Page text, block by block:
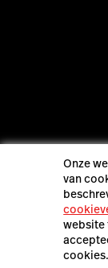
Onze
van
website
cookies.